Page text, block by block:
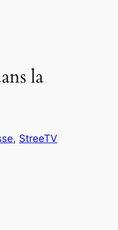
la
, StreeTV